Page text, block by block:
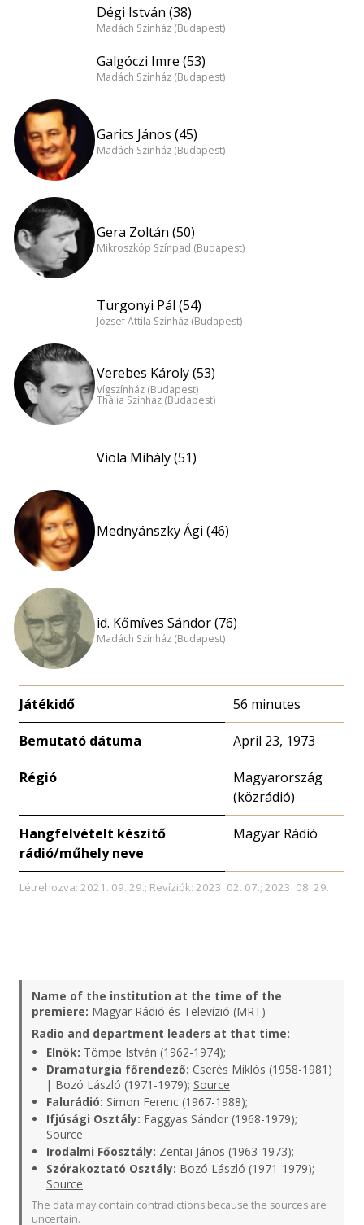
Dégi István (38)
Madách Színház (Budapest)
Galgóczi Imre (53)
Madách Színház (Budapest)
Garics János (45)
Madách Színház (Budapest)
Gera Zoltán (50)
Mikroszkóp Színpad (Budapest)
Turgonyi Pál (54)
József Attila Színház (Budapest)
Verebes Károly (53)
Vígszínház (Budapest)
Thália Színház (Budapest)
Viola Mihály (51)
Mednyánszky Ági (46)
id. Kőmíves Sándor (76)
Madách Színház (Budapest)
Játékidő 56 minutes
Bemutató dátuma April 23, 1973
Régió
Magyarország
(közrádió)
Hangfelvételt készítő
rádió/műhely neve
Magyar Rádió
Létrehozva: 2021. 09. 29.; Revíziók: 2023. 02. 07.; 2023. 08. 29.
Name of the institution at the time of the
premiere: Magyar Rádió és Televízió (MRT)
Radio and department leaders at that time:
Elnök: Tömpe István (1962-1974);
Dramaturgia főrendező: Cserés Miklós (1958-1981)
| Bozó László (1971-1979); Source
Falurádió: Simon Ferenc (1967-1988);
Ifjúsági Osztály: Faggyas Sándor (1968-1979);
Source
Irodalmi Főosztály: Zentai János (1963-1973);
Szórakoztató Osztály: Bozó László (1971-1979);
Source
The data may contain contradictions because the sources are
uncertain.